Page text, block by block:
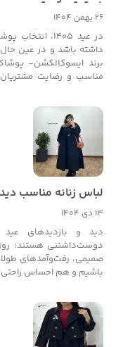
26 بهمن 1404
در عید ۱۴۰۵،
داشته باشد و در عین
برند ایسوکالکشن-
مناسب و رضایت
لباس زنانه مناسب
13 دی 1404
دید و بازدیدهای
دوست‌داشتنی هستند؛
صمیمی، رفت‌وآمدهای
باشیم و هم احساس راحتی
موقعیت انتخاب می‌شود
آن‌قدر راحت و روزمره که
که انتخاب هوشمندانه
انتخاب را برای خانم‌ها